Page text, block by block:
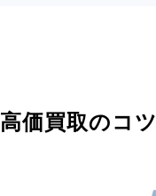
高価買取のコツ